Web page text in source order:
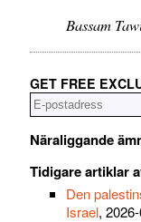
Bassam
GET FREE
Näraliggande
Tidigare artiklar
Den
Israel,